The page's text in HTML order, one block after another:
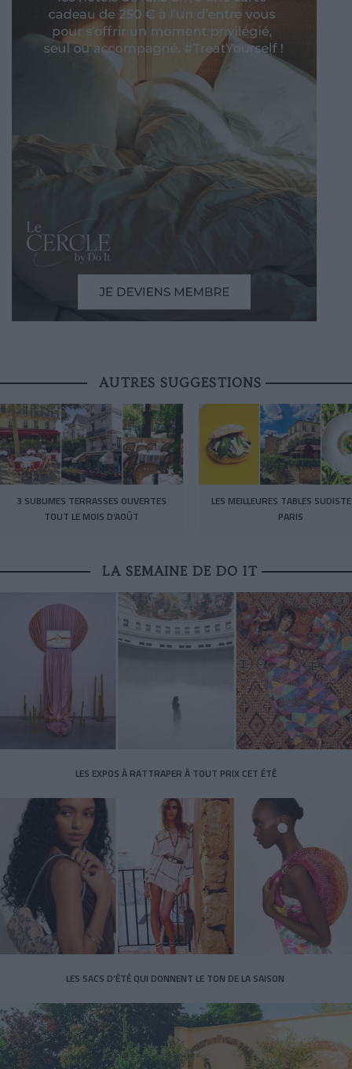
AUTRES SUGGESTIONS
3 SUBLIMES TERRASSES OUVERTES
TOUT LE MOIS D’AOÛT
LES MEILLEURES TABLES
PARIS
LA SEMAINE DE DO IT
LES EXPOS À RATTRAPER À TOUT PRIX CET ÉTÉ
LES SACS D’ÉTÉ QUI DONNENT LE TON DE LA SAISON